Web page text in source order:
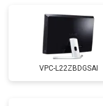
VPC-L22ZBDGSAI